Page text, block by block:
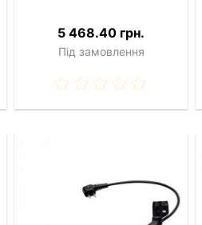
5 468.40 грн.
Під замовлення